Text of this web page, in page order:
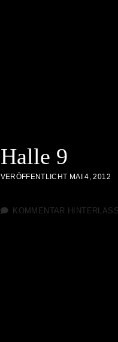
Halle 9
VERÖFFENTLICHT MAI 4, 2012
KOMMENTAR